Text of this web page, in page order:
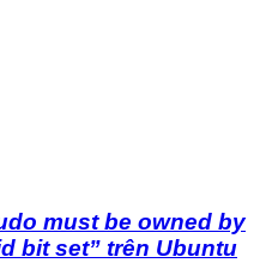
must be owned by
bit set” trên Ubuntu